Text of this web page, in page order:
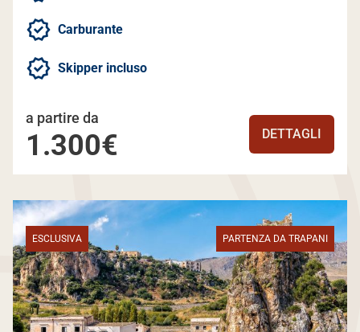
Carburante
Skipper incluso
a partire da
1.300€ DETTAGLI
ESCLUSIVA PARTENZA DA TRAPANI